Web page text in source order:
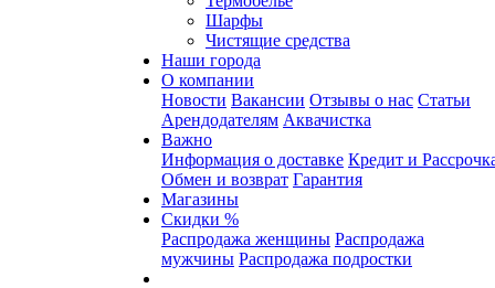
Шарфы
Чистящие средства
Наши города
О компании
Новости Вакансии Отзывы о нас Статьи
Арендодателям Аквачистка
Важно
Информация о доставке Кредит и
Обмен и возврат Гарантия
Магазины
Скидки %
Распродажа женщины Распродажа
мужчины Распродажа подростки